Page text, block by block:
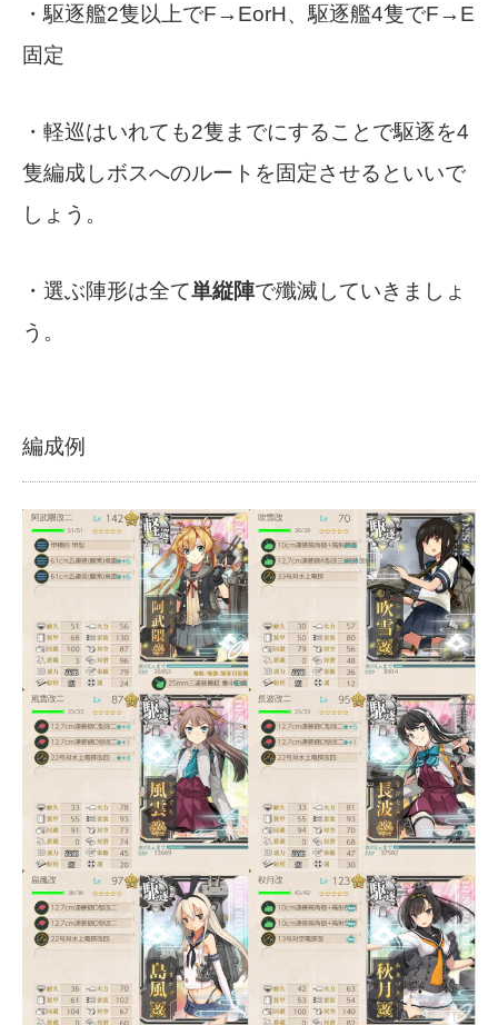
・駆逐艦2隻以上でF→EorH、駆逐艦4隻でF→E
固定
・軽巡はいれても2隻までにすることで駆逐を4
隻編成しボスへのルートを固定させるといいで
しょう。
・選ぶ陣形は全て単縦陣で殲滅していきましょ
う。
編成例